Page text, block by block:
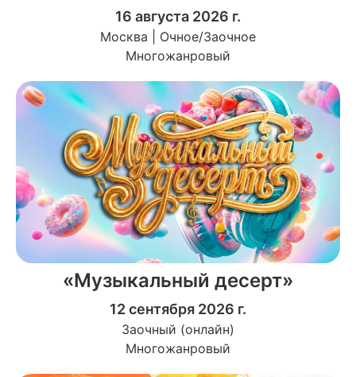
16 августа 2026 г.
Москва | Очное/Заочное
Многожанровый
«Музыкальный десерт»
12 сентября 2026 г.
Заочный (онлайн)
Многожанровый